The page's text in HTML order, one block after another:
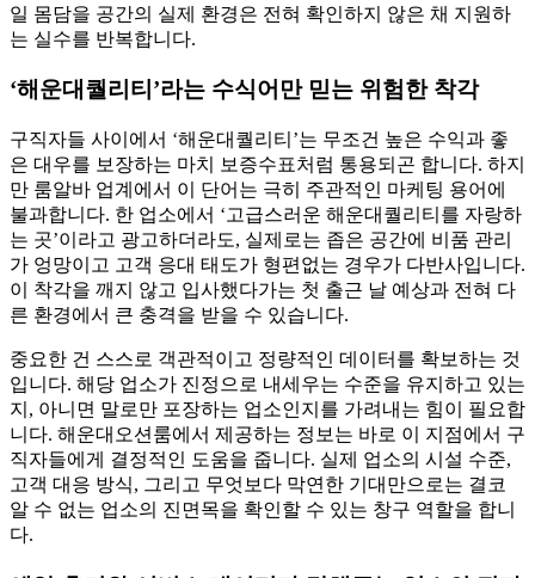
일 몸담을 공간의 실제 환경은 전혀 확인하지 않은 채 지원하
는 실수를 반복합니다.
‘해운대퀄리티’라는 수식어만 믿는 위험한 착각
구직자들 사이에서 ‘해운대퀄리티’는 무조건 높은 수익과 좋
은 대우를 보장하는 마치 보증수표처럼 통용되곤 합니다. 하지
만 룸알바 업계에서 이 단어는 극히 주관적인 마케팅 용어에
불과합니다. 한 업소에서 ‘고급스러운 해운대퀄리티를 자랑하
는 곳’이라고 광고하더라도, 실제로는 좁은 공간에 비품 관리
가 엉망이고 고객 응대 태도가 형편없는 경우가 다반사입니다.
이 착각을 깨지 않고 입사했다가는 첫 출근 날 예상과 전혀 다
른 환경에서 큰 충격을 받을 수 있습니다.
중요한 건 스스로 객관적이고 정량적인 데이터를 확보하는 것
입니다. 해당 업소가 진정으로 내세우는 수준을 유지하고 있는
지, 아니면 말로만 포장하는 업소인지를 가려내는 힘이 필요합
니다. 해운대오션룸에서 제공하는 정보는 바로 이 지점에서 구
직자들에게 결정적인 도움을 줍니다. 실제 업소의 시설 수준,
고객 대응 방식, 그리고 무엇보다 막연한 기대만으로는 결코
알 수 없는 업소의 진면목을 확인할 수 있는 창구 역할을 합니
다.